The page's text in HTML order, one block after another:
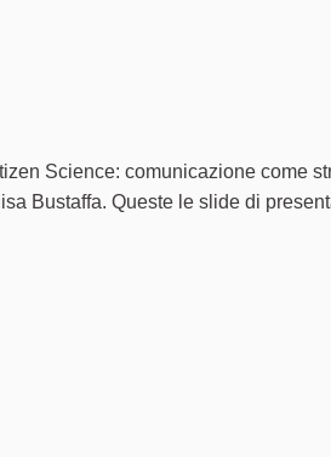
Science: comunicazione come
Bustaffa. Queste le slide di